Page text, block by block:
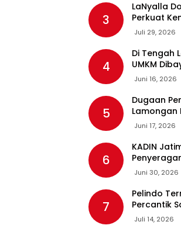
3
LaNyalla
Perkuat
Juli 29, 2026
4
Di Tengah
UMKM
Harga
Juni 16, 2026
5
Dugaan
Lamongan
Minta APH
Juni 17, 2026
6
KADIN
Larangan
Tembakau
Juni 30, 2026
7
Pelindo
Percantik
Warga
Juli 14, 2026